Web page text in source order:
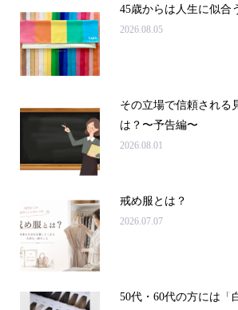
45歳からは人生に似合
2026.08.05
その立場で信頼される
は？〜予告編〜
2026.08.01
戒め服とは？
2026.07.07
50代・60代の方には「